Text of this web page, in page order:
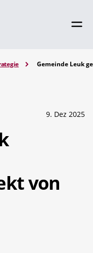
Gemeinde Leuk
9. Dez 2025
von